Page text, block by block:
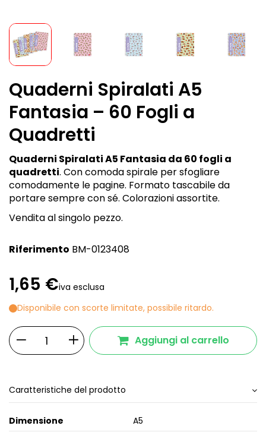
Quaderni Spiralati A5
Fantasia – 60 Fogli a
Quadretti
Quaderni Spiralati A5 Fantasia da 60 fogli a
quadretti. Con comoda spirale per sfogliare
comodamente le pagine. Formato tascabile da
portare sempre con sé. Colorazioni assortite.
Vendita al singolo pezzo.
Riferimento BM-0123408
1,65 €iva esclusa
Disponibile con scorte limitate, possibile ritardo.
Aggiungi al carrello
Caratteristiche del prodotto
Dimensione
A5